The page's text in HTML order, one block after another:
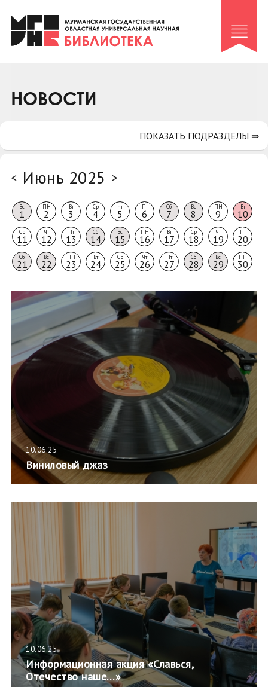
Клуб «Гиря и сельдерей»
Клуб «Семейный архив»
Коллегам
НОВОСТИ
< Июнь 2025 >
Вс
1
ПН
2
Вт
3
Ср
4
Чт
5
Пт
6
Сб
7
Вс
8
ПН
9
Вт
10
Ср
11
Чт
12
Пт
13
Сб
14
Вс
15
ПН
16
Вт
17
Ср
18
Чт
19
Пт
20
Сб
21
Вс
22
ПН
23
Вт
24
Ср
25
Чт
26
Пт
27
Сб
28
Вс
29
ПН
30
10.06.25
Виниловый джаз
10.06.25
Информационная акция «Славься,
Отечество наше…»
ПОКАЗАТЬ ПОДРАЗДЕЛЫ ⇒